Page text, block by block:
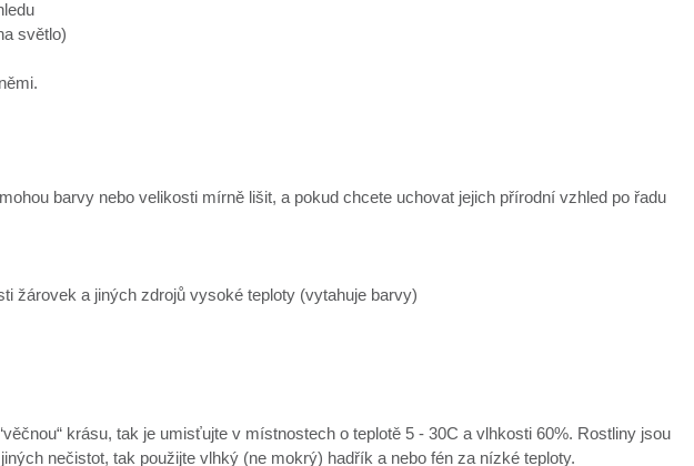
světlo)
barvy nebo velikosti mírně lišit, a pokud chcete uchovat jejich přírodní vzhled po řadu
žárovek a jiných zdrojů vysoké teploty (vytahuje barvy)
krásu, tak je umisťujte v místnostech o teplotě 5 - 30C a vlhkosti 60%. Rostliny jsou
nečistot, tak použijte vlhký (ne mokrý) hadřík a nebo fén za nízké teploty.